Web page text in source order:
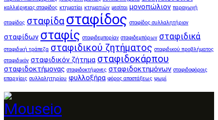
καλλιέργειας σταφίδος κτηματίαι κτηματιών μεσίται μονοπώλιον παραγωγή
σταφίδος σταφίδα σταφίδος σταφίδος συλλαλητήριον
σταφίδων σταφίς σταφιδεμπορίαν σταφιδεμπόρων σταφιδικά
σταφιδική τράπεζα σταφιδικού ζητήματος σταφιδικού προβλήματος
σταφιδικόν σταφιδικόν ζήτημα σταφιδοκάρπου
σταφιδοκτήμονας σταφιδοκτήμονες σταφιδοκτημόνων σταφιδοφόροις
επαρχίαις συλλαλητηρίου φυλλοξήρα φόρος αποστάξεως ψωμί